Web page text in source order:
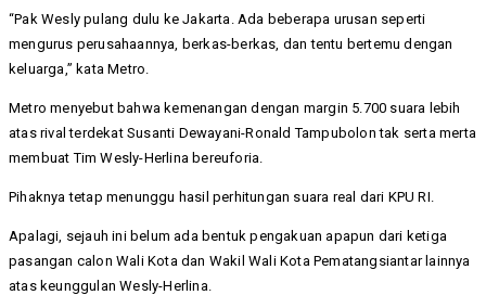
“Pak Wesly pulang dulu ke Jakarta. Ada beberapa urusan seperti
mengurus perusahaannya, berkas-berkas, dan tentu bertemu dengan
keluarga,” kata Metro.
Metro menyebut bahwa kemenangan dengan margin 5.700 suara lebih
atas rival terdekat Susanti Dewayani-Ronald Tampubolon tak serta merta
membuat Tim Wesly-Herlina bereuforia.
Pihaknya tetap menunggu hasil perhitungan suara real dari KPU RI.
Apalagi, sejauh ini belum ada bentuk pengakuan apapun dari ketiga
pasangan calon Wali Kota dan Wakil Wali Kota Pematangsiantar lainnya
atas keunggulan Wesly-Herlina.